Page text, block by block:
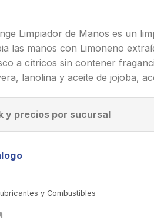
Limpiador de Manos es un
las manos con Limoneno
a cítricos sin contener
lanolina y aceite de jojoba,
y precios por sucursal
y Combustibles